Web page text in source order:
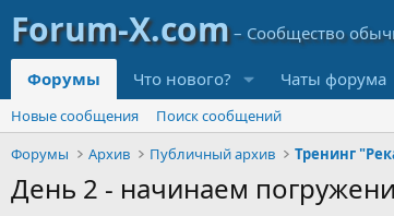
Форумы Что нового? Чаты форума
Новые сообщения
Поиск сообщений
Форумы
Архив Публичный архив Тренинг
День 2 - начинаем